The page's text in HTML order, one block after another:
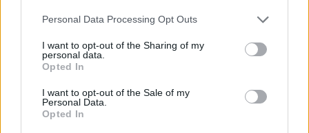
Personal Data Processing Opt Outs
I want to opt-out of the Sharing of my
personal data.
Opted In
I want to opt-out of the Sale of my
Personal Data.
Opted In
του Υπουργείου Μετανάστευσης και Ασύλου για